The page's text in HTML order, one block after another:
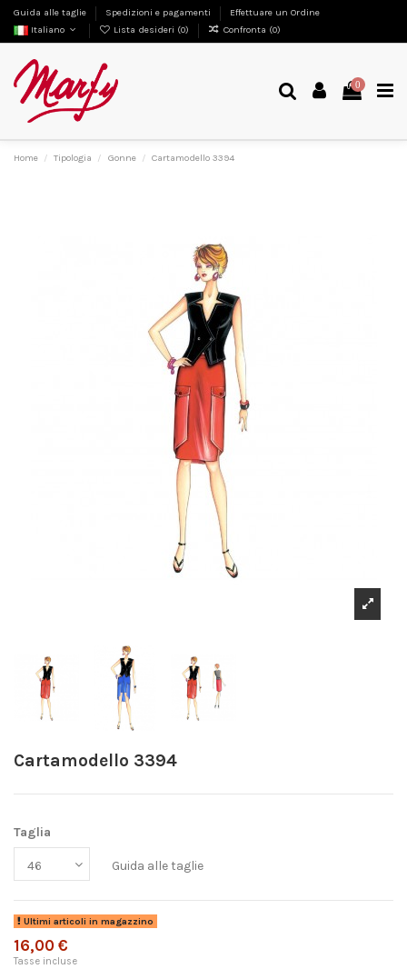
Guida alle taglie Spedizioni e pagamenti
Effettuare un Ordine
Italiano
Lista desideri (0) Confronta (0)
0
Home Tipologia Gonne Cartamodello 3394
Cartamodello 3394
Taglia
Guida alle taglie
Ultimi articoli in magazzino
16,00 €
Tasse incluse